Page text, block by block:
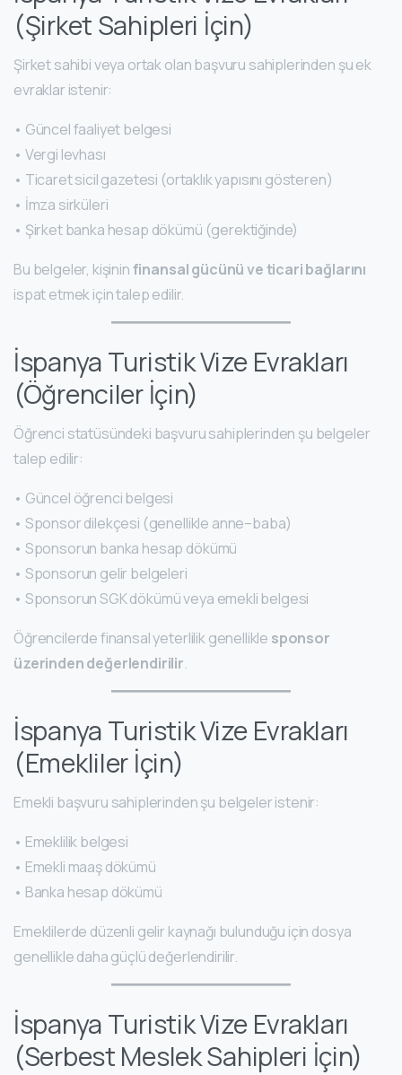
(Şirket Sahipleri İçin)
Şirket sahibi veya ortak olan başvuru sahiplerinden şu ek
evraklar istenir:
• Güncel faaliyet belgesi
• Vergi levhası
• Ticaret sicil gazetesi (ortaklık yapısını gösteren)
• İmza sirküleri
• Şirket banka hesap dökümü (gerektiğinde)
Bu belgeler, kişininfinansal gücünü ve ticari bağlarını
ispat etmek için talep edilir.
İspanya Turistik Vize Evrakları
(Öğrenciler İçin)
Öğrenci statüsündeki başvuru sahiplerinden şu belgeler
talep edilir:
• Güncel öğrenci belgesi
• Sponsor dilekçesi (genellikle anne–baba)
• Sponsorun banka hesap dökümü
• Sponsorun gelir belgeleri
• Sponsorun SGK dökümü veya emekli belgesi
Öğrencilerde finansal yeterlilik genellikle sponsor
üzerinden değerlendirilir.
İspanya Turistik Vize Evrakları
(Emekliler İçin)
Emekli başvuru sahiplerinden şu belgeler istenir:
• Emeklilik belgesi
• Emekli maaş dökümü
• Banka hesap dökümü
Emeklilerde düzenli gelir kaynağı bulunduğu için dosya
genellikle daha güçlü değerlendirilir.
İspanya Turistik Vize Evrakları
(Serbest Meslek Sahipleri İçin)